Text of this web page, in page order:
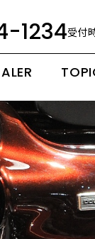
1234受付